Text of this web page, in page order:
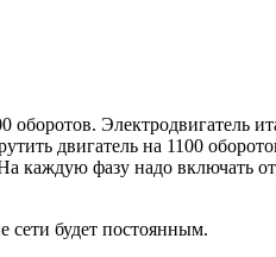
Электродвигатель
двигатель на 1100
каждую фазу надо
сети будет постоянным.